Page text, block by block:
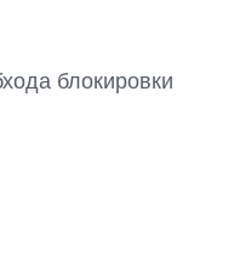
блокировки